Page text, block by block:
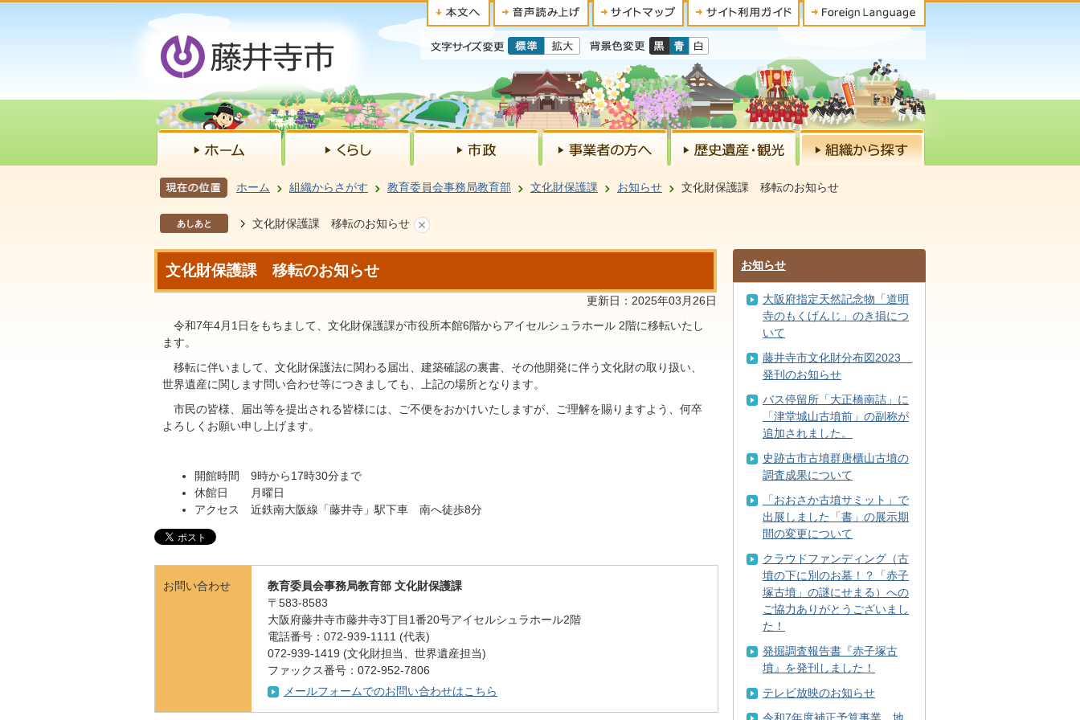
ホーム 組織からさがす 教育委員会事務局教育部 文化財保護課 お知らせ 文化財保護課 移転のお知らせ
あしあと 文化財保護課 移転のお知らせ
文化財保護課 移転のお知らせ
更新日：2025年03月26日
令和7年4月1日をもちまして、文化財保護課が市役所本館6階からアイセルシュラホール 2階に移転いたし
ます。
移転に伴いまして、文化財保護法に関わる届出、建築確認の裏書、その他開発に伴う文化財の取り扱い、
世界遺産に関します問い合わせ等につきましても、上記の場所となります。
市民の皆様、届出等を提出される皆様には、ご不便をおかけいたしますが、ご理解を賜りますよう、何卒
よろしくお願い申し上げます。
開館時間 9時から17時30分まで
休館日 月曜日
アクセス 近鉄南大阪線「藤井寺」駅下車 南へ徒歩8分
お問い合わせ
教育委員会事務局教育部 文化財保護課
〒583-8583
大阪府藤井寺市藤井寺3丁目1番20号アイセルシュラホール2階
電話番号：072-939-1111 (代表)
072-939-1419 (文化財担当、世界遺産担当)
ファックス番号：072-952-7806
メールフォームでのお問い合わせはこちら
お知らせ
大阪府指定天然記念物「道明
寺のもくげんじ」のき損につ
いて
藤井寺市文化財分布図2023
発刊のお知らせ
バス停留所「大正橋南詰」に
「津堂城山古墳前」の副称が
追加されました。
史跡古市古墳群唐櫃山古墳の
調査成果について
「おおさか古墳サミット」で
出展しました「書」の展示期
間の変更について
クラウドファンディング（古
墳の下に別のお墓！？「赤子
塚古墳」の謎にせまる）への
ご協力ありがとうございまし
た！
発掘調査報告書『赤子塚古
墳』を発刊しました！
テレビ放映のお知らせ